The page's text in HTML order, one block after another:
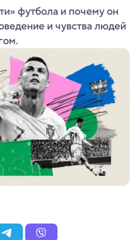
футбола и почему он
и чувства людей